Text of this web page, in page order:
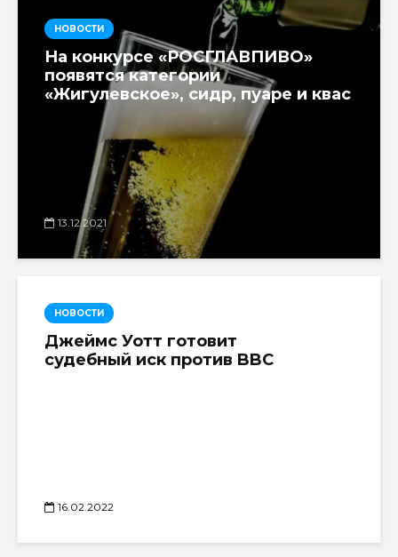
НОВОСТИ
На конкурсе «РОСГЛАВПИВО»
появятся категории
«Жигулевское», сидр, пуаре и квас
13.12.2021
НОВОСТИ
Джеймс Уотт готовит
судебный иск против BBC
16.02.2022